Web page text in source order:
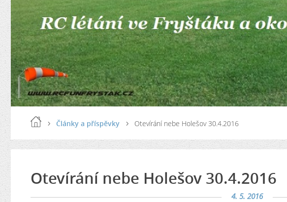
Články a příspěvky Otevírání nebe Holešov 30.4.2016
Otevírání nebe Holešov 30.4.2016
4. 5. 2016